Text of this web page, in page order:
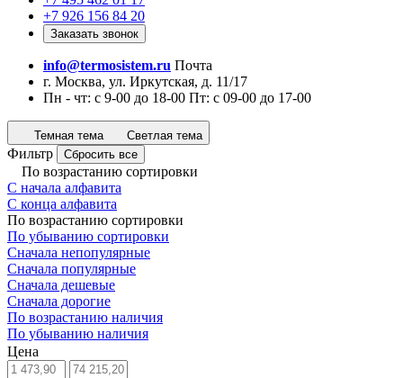
+7 926 156 84 20
Заказать звонок
info@termosistem.ru Почта
г. Москва, ул. Иркутская, д. 11/17
Пн - чт: с 9-00 до 18-00 Пт: с 09-00 до 17-00
Темная тема Светлая тема
Фильтр Сбросить все
По возрастанию сортировки
С начала алфавита
С конца алфавита
По возрастанию сортировки
По убыванию сортировки
Сначала непопулярные
Сначала популярные
Сначала дешевые
Сначала дорогие
По возрастанию наличия
По убыванию наличия
Цена